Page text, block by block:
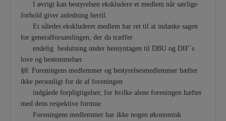
I øvrigt kan bestyrelsen ekskludere et medlem når særlige
forhold giver anledning hertil.
Et således ekskluderet medlem har ret til at indanke sagen
for generalforsamlingen, der da træffer
endelig beslutning under hensyntagen til DBU og DIF´s
love og bestemmelser.
§8: Foreningens medlemmer og bestyrelsesmedlemmer hæfter
ikke personligt for de af foreningen
indgåede forpligtigelser, for hvilke alene foreningen hæfter
med dens respektive formue.
Foreningens medlemmer har ikke nogen økonomisk